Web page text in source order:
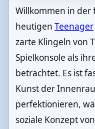
Willkommen in der
heutigen Teenager
zarte Klingeln von
Spielkonsole als
betrachtet. Es ist
Kunst der
perfektionieren,
soziale Konzept